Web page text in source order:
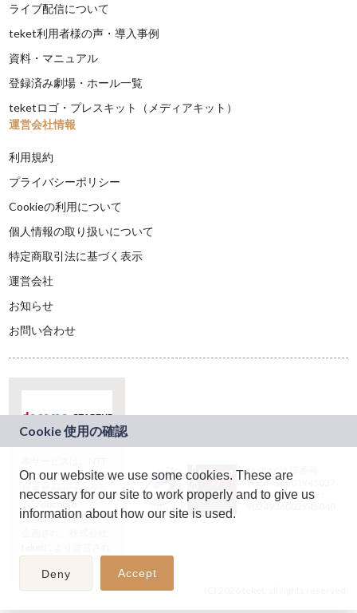
ライブ配信について
teket利用者様の声・導入事例
資料・マニュアル
登録済み劇場・ホール一覧
teketロゴ・プレスキット（メディアキット）
運営会社情報
利用規約
プライバシーポリシー
Cookieの利用について
個人情報の取り扱いについて
特定商取引法に基づく表示
運営会社
お知らせ
お問い合わせ
ドコモグループの新
規事業創出プログラ
ム「docomo
STARTUP」を通じて
JASRAC許諾番号：
9024936001Y45037
JASRAC許諾番号：
On our website we use some cookies. These are
necessary for our site to work properly and to give us
information about how our site is used.
Deny Accept